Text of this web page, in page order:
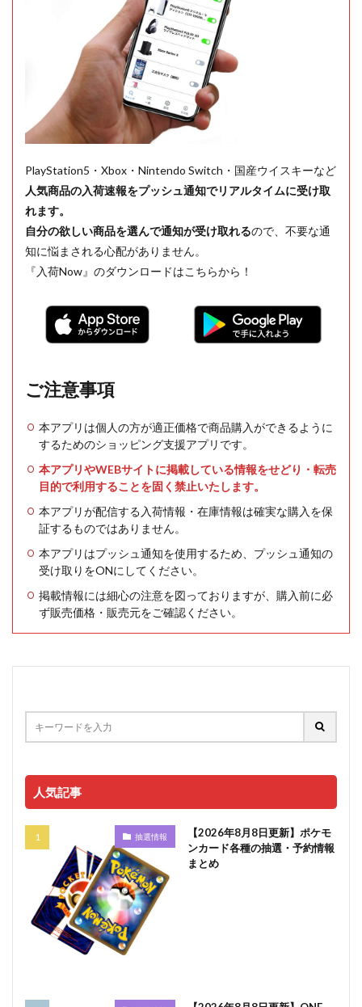
PlayStation5・Xbox・Nintendo Switch・国産ウイスキーなど
人気商品の入荷速報をプッシュ通知でリアルタイムに受け取
れます。
自分の欲しい商品を選んで通知が受け取れるので、不要な通
知に悩まされる心配がありません。
『入荷Now』のダウンロードはこちらから！
ご注意事項
本アプリは個人の方が適正価格で商品購入ができるように
するためのショッピング支援アプリです。
本アプリやWEBサイトに掲載している情報をせどり・転売
目的で利用することを固く禁止いたします。
本アプリが配信する入荷情報・在庫情報は確実な購入を保
証するものではありません。
本アプリはプッシュ通知を使用するため、プッシュ通知の
受け取りをONにしてください。
掲載情報には細心の注意を図っておりますが、購入前に必
ず販売価格・販売元をご確認ください。
人気記事
抽選情報
【2026年8月8日更新】ポケモ
ンカード各種の抽選・予約情報
まとめ